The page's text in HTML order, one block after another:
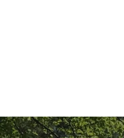
Beitrags-